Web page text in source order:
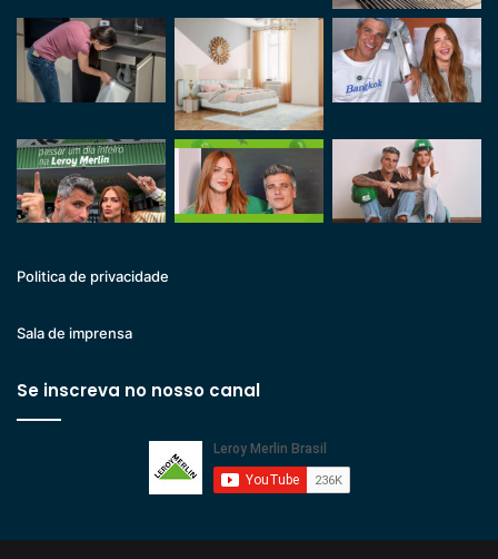
Politica de privacidade
Sala de imprensa
Se inscreva no nosso canal